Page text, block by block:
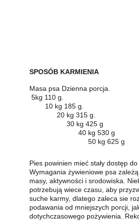
SPOSÓB KARMIENIA
Masa psa Dzienna porcja.
5kg 110 g.
        10 kg 185 g.
              20 kg 315 g.
                   30 kg 425 g
                         40 kg 530 g
                              50 kg 625 g
Pies powinien mieć stały dostęp do
Wymagania żywieniowe psa
masy, aktywności i srodowiska.
potrzebują wiece czasu, aby
suche karmy, dlatego zaleca sie
podawania od mniejszych porcji,
dotychczasowego pożywienia.